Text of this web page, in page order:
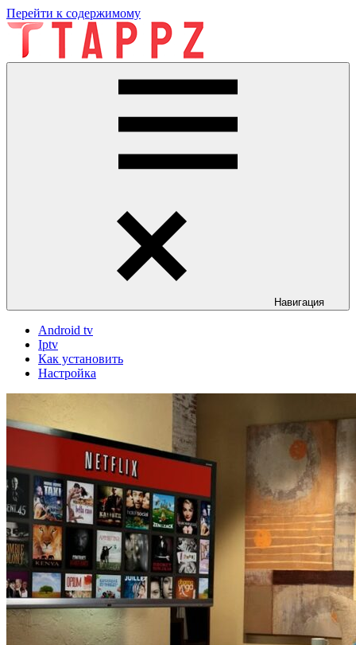
Перейти к содержимому
Навигация
Android tv
Iptv
Как установить
Настройка